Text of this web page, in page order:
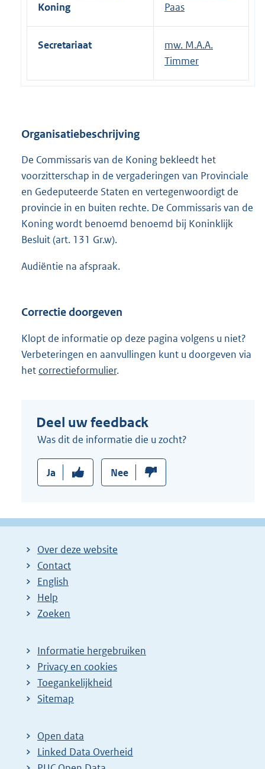
Koning
Paas
Secretariaat
mw. M.A.A.
Timmer
Organisatiebeschrijving
De Commissaris van de Koning bekleedt het
voorzitterschap in de vergaderingen van Provinciale
en Gedeputeerde Staten en vertegenwoordigt de
provincie in en buiten rechte. De Commissaris van de
Koning wordt benoemd benoemd bij Koninklijk
Besluit (art. 131 Gr.w).
Audiëntie na afspraak.
Correctie doorgeven
Klopt de informatie op deze pagina volgens u niet?
Verbeteringen en aanvullingen kunt u doorgeven via
het correctieformulier.
Deel uw feedback
Was dit de informatie die u zocht?
Ja Nee
Over deze website
Contact
English
Help
Zoeken
Informatie hergebruiken
Privacy en cookies
Toegankelijkheid
Sitemap
Open data
Linked Data Overheid